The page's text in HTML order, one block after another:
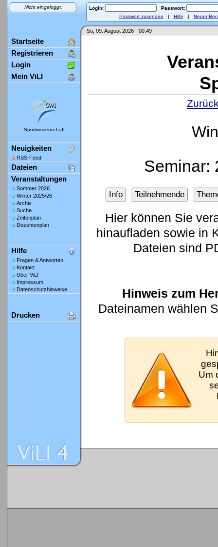
Nicht eingeloggt. Login:
Passwort:
Passwort zusenden | Hilfe | Neuer
So, 09. August 2026 - 00:49
Startseite
Registrieren
Login
Mein ViLI
Sportwissenschaft
Neuigkeiten
RSS-Feed
Dateien
Veranstaltungen
Sommer 2026
Winter 2025/26
Archiv
Suche
Zeitenplan
Dozentenplan
Hilfe
Fragen & Antworten
Kontakt
Über ViLI
Impressum
Datenschutzhinweise
Drucken
Seminar:
Info Teilnehmende
Hier können Sie
hinaufladen sowie in
Dateien sind
Hinweis zum
Dateinamen wählen
Um